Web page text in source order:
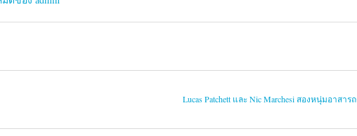
Lucas Patchett และ Nic Marchesi สองหนุ่มอาสา